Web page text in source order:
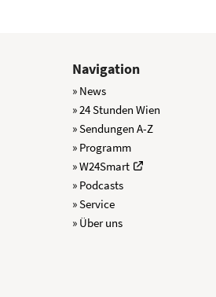
Navigation
» News
» 24 Stunden Wien
» Sendungen A-Z
» Programm
» W24Smart
» Podcasts
» Service
» Über uns